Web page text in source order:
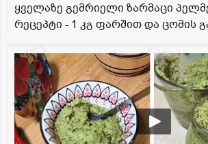
ყველაზე გემრიელი ზარმაცი
რეცეპტი - 1 კგ ფარშით და ცომის